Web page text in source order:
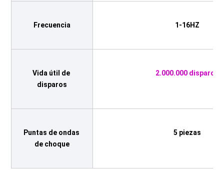
Frecuencia 1-16HZ
Vida útil de
disparos
2.000.000 disparos
Puntas de ondas
de choque
5 piezas